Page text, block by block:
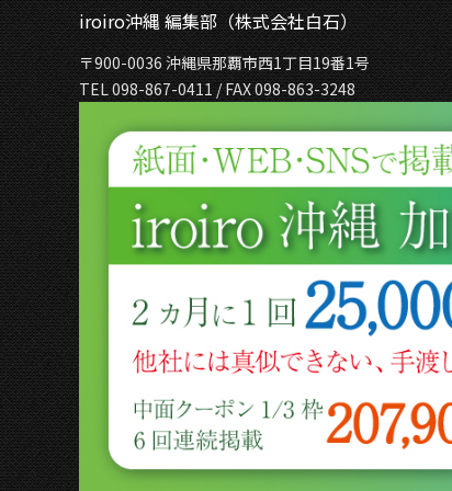
iroiro沖縄 編集部（株式会社白石）
〒900-0036 沖縄県那覇市西1丁目19番1号
TEL 098-867-0411 / FAX 098-863-3248